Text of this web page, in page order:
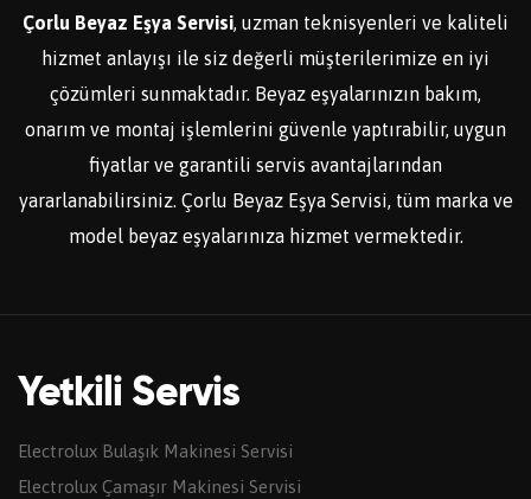
Çorlu Beyaz Eşya Servisi, uzman teknisyenleri ve kaliteli
hizmet anlayışı ile siz değerli müşterilerimize en iyi
çözümleri sunmaktadır. Beyaz eşyalarınızın bakım,
onarım ve montaj işlemlerini güvenle yaptırabilir, uygun
fiyatlar ve garantili servis avantajlarından
yararlanabilirsiniz. Çorlu Beyaz Eşya Servisi, tüm marka ve
model beyaz eşyalarınıza hizmet vermektedir.
Yetkili Servis
Electrolux Bulaşık Makinesi Servisi
Electrolux Çamaşır Makinesi Servisi